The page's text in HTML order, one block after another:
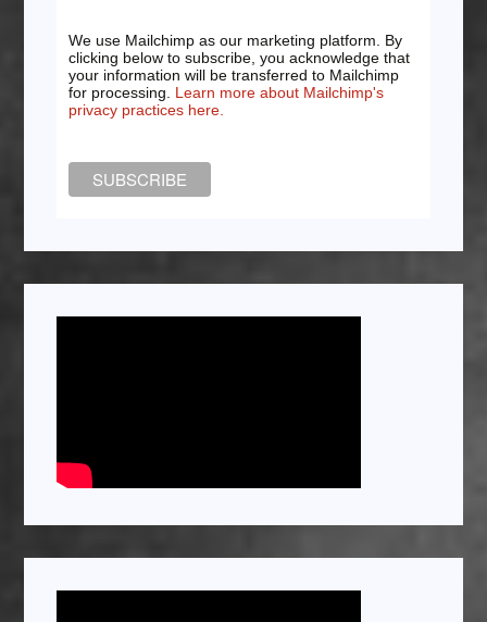
We use Mailchimp as our marketing platform. By
clicking below to subscribe, you acknowledge that
your information will be transferred to Mailchimp
for processing. Learn more about Mailchimp's
privacy practices here.